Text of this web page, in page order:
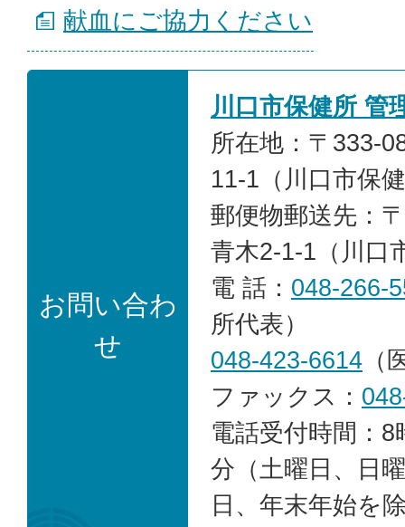
献血にご協力ください
お問い合わ
せ
川口市保健所 管
所在地：〒333-
11-1（川口市保
郵便物郵送先：
青木2-1-1（川口
電 話： 048-266-
所代表）
048-423-6614 （
ファックス：
電話受付時間：
分（土曜日、日
日、年末年始を